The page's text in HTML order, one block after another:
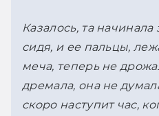
Казалось, та
сидя, и ее пальцы,
меча, теперь не
дремала, она не
скоро наступит час,